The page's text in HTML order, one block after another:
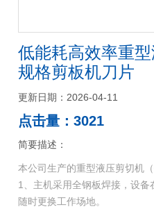
低能耗高效率重
规格剪板机刀片
更新日期：2026-04-11
点击量：3021
简要描述：
本公司生产的重型液压剪切机
1、主机采用全钢板焊接，设
随时更换工作场地。